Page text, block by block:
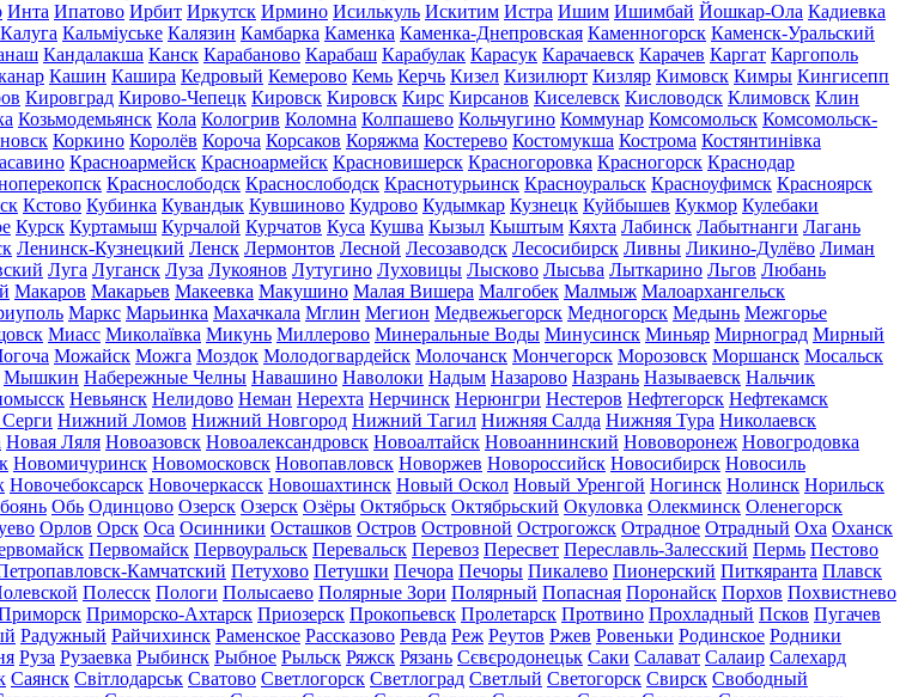
Инта Ипатово Ирбит Иркутск Ирмино Исилькуль Искитим Истра Ишим Ишимбай Йошкар-Ола Кадиевка
Калуга Кальміуське Калязин Камбарка Каменка Каменка-Днепровская Каменногорск Каменск-Уральский
Кандалакша Канск Карабаново Карабаш Карабулак Карасук Карачаевск Карачев Каргат Каргополь
Кашин Кашира Кедровый Кемерово Кемь Керчь Кизел Кизилюрт Кизляр Кимовск Кимры Кингисепп
Кировград Кирово-Чепецк Кировск Кировск Кирс Кирсанов Киселевск Кисловодск Климовск Клин
Козьмодемьянск Кола Кологрив Коломна Колпашево Кольчугино Коммунар Комсомольск Комсомольск-
Коркино Королёв Короча Корсаков Коряжма Костерево Костомукша Кострома Костянтинівка
Красноармейск Красноармейск Красновишерск Красногоровка Красногорск Краснодар
Краснослободск Краснослободск Краснотурьинск Красноуральск Красноуфимск Красноярск
Кстово Кубинка Кувандык Кувшиново Кудрово Кудымкар Кузнецк Куйбышев Кукмор Кулебаки
Курск Куртамыш Курчалой Курчатов Куса Кушва Кызыл Кыштым Кяхта Лабинск Лабытнанги Лагань
Ленинск-Кузнецкий Ленск Лермонтов Лесной Лесозаводск Лесосибирск Ливны Ликино-Дулёво Лиман
Луга Луганск Луза Лукоянов Лутугино Луховицы Лысково Лысьва Лыткарино Льгов Любань
Макаров Макарьев Макеевка Макушино Малая Вишера Малгобек Малмыж Малоархангельск
Маркс Марьинка Махачкала Мглин Мегион Медвежьегорск Медногорск Медынь Межгорье
Миасс Миколаївка Микунь Миллерово Минеральные Воды Минусинск Миньяр Мирноград Мирный
Можайск Можга Моздок Молодогвардейск Молочанск Мончегорск Морозовск Моршанск Мосальск
Мышкин Набережные Челны Навашино Наволоки Надым Назарово Назрань Называевск Нальчик
Невьянск Нелидово Неман Нерехта Нерчинск Нерюнгри Нестеров Нефтегорск Нефтекамск
Нижний Ломов Нижний Новгород Нижний Тагил Нижняя Салда Нижняя Тура Николаевск
Новая Ляля Новоазовск Новоалександровск Новоалтайск Новоаннинский Нововоронеж Новогродовка
Новомичуринск Новомосковск Новопавловск Новоржев Новороссийск Новосибирск Новосиль
Новочебоксарск Новочеркасск Новошахтинск Новый Оскол Новый Уренгой Ногинск Нолинск Норильск
Обь Одинцово Озерск Озерск Озёры Октябрьск Октябрьский Окуловка Олекминск Оленегорск
Орлов Орск Оса Осинники Осташков Остров Островной Острогожск Отрадное Отрадный Оха Оханск
Первомайск Первоуральск Перевальск Перевоз Пересвет Переславль-Залесский Пермь Пестово
Камчатский Петухово Петушки Печора Печоры Пикалево Пионерский Питкяранта Плавск
Полесск Пологи Полысаево Полярные Зори Полярный Попасная Поронайск Порхов Похвистнево
Приморско-Ахтарск Приозерск Прокопьевск Пролетарск Протвино Прохладный Псков Пугачев
Радужный Райчихинск Раменское Рассказово Ревда Реж Реутов Ржев Ровеньки Родинское Родники
Руза Рузаевка Рыбинск Рыбное Рыльск Ряжск Рязань Сєвєродонецьк Саки Салават Салаир Салехард
Саянск Світлодарськ Сватово Светлогорск Светлоград Светлый Светогорск Свирск Свободный